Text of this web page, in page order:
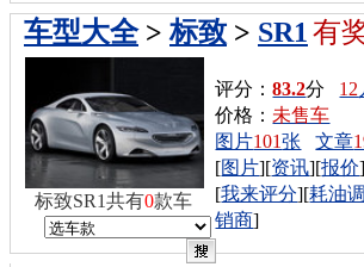
有
车型大全>标致 > SR1
评分：83.2分 12
价格： 未售车
图片101张 文章
[图片][资讯][报价
[我来评分][耗油
销商]
标致SR1共有0款车